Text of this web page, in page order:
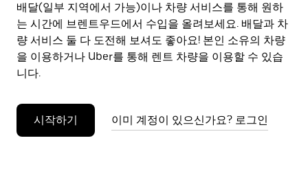
려
면
Esc
키
를
누
세
배달(일부 지역에서 가능)이나 차량 서비스를 통해 원하
는 시간에 브렌트우드에서 수입을 올려보세요. 배달과 차
량 서비스 둘 다 도전해 보셔도 좋아요! 본인 소유의 차량
을 이용하거나 Uber를 통해 렌트 차량을 이용할 수 있습
니다.
시작하기 이미 계정이 있으신가요? 로그인